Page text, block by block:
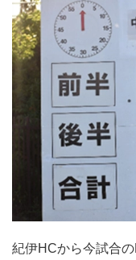
紀伊HCから今試合